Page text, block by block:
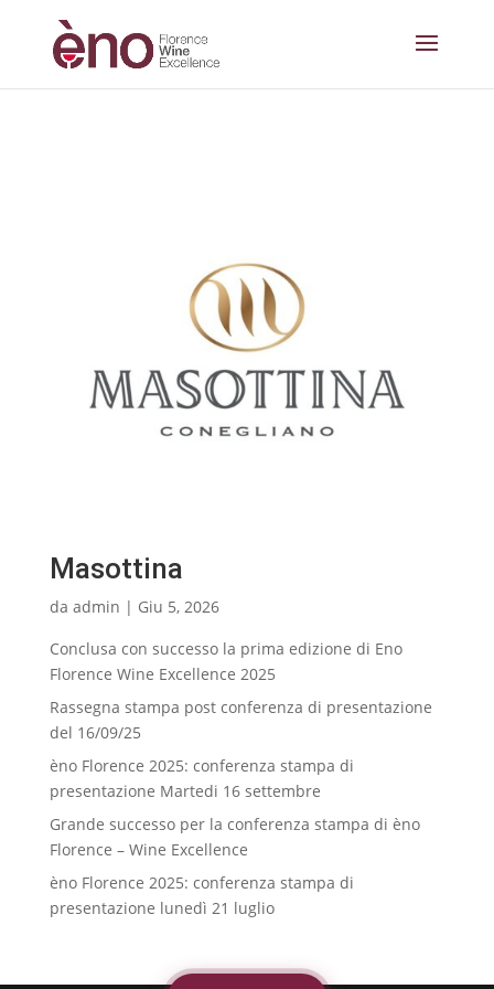
Masottina
da admin | Giu 5, 2026
Conclusa con successo la prima edizione di Eno
Florence Wine Excellence 2025
Rassegna stampa post conferenza di presentazione
del 16/09/25
èno Florence 2025: conferenza stampa di
presentazione Martedi 16 settembre
Grande successo per la conferenza stampa di èno
Florence – Wine Excellence
èno Florence 2025: conferenza stampa di
presentazione lunedì 21 luglio